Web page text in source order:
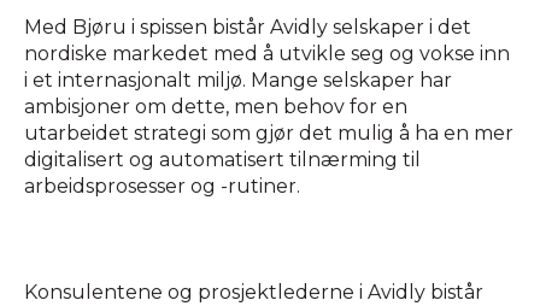
Med Bjøru i spissen bistår Avidly selskaper i det
nordiske markedet med å utvikle seg og vokse inn
i et internasjonalt miljø. Mange selskaper har
ambisjoner om dette, men behov for en
utarbeidet strategi som gjør det mulig å ha en mer
digitalisert og automatisert tilnærming til
arbeidsprosesser og -rutiner.
Konsulentene og prosjektlederne i Avidly bistår